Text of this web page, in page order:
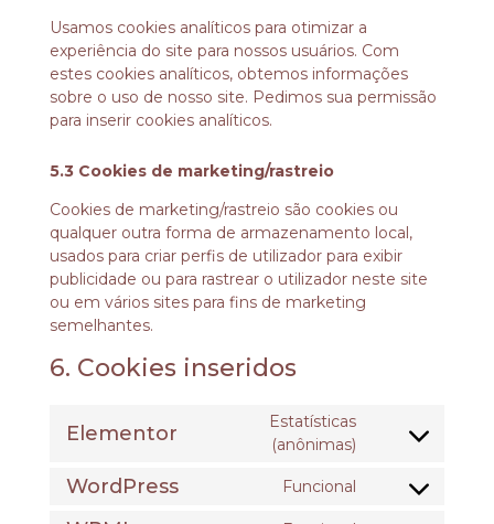
Usamos cookies analíticos para otimizar a
experiência do site para nossos usuários. Com
estes cookies analíticos, obtemos informações
sobre o uso de nosso site. Pedimos sua permissão
para inserir cookies analíticos.
5.3 Cookies de marketing/rastreio
Cookies de marketing/rastreio são cookies ou
qualquer outra forma de armazenamento local,
usados para criar perfis de utilizador para exibir
publicidade ou para rastrear o utilizador neste site
ou em vários sites para fins de marketing
semelhantes.
6. Cookies inseridos
Elementor
Estatísticas
(anônimas)
WordPress Funcional